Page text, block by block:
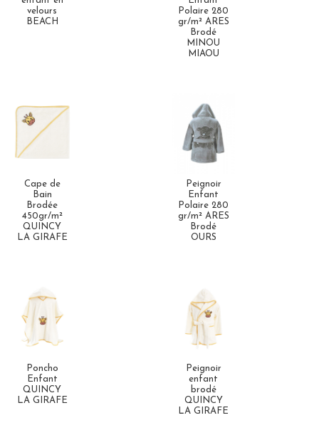
velours
BEACH
Polaire 280
gr/m² ARES
Brodé
MINOU
MIAOU
Cape de
Bain
Brodée
450gr/m²
QUINCY
LA GIRAFE
Peignoir
Enfant
Polaire 280
gr/m² ARES
Brodé
OURS
Poncho
Enfant
QUINCY
LA GIRAFE
Peignoir
enfant
brodé
QUINCY
LA GIRAFE